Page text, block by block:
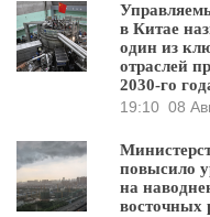
в Китае
один из
отраслей
2030-го
19:10 08
повысило
на
восточных